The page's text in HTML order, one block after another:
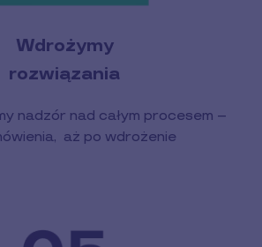
Wdrożymy
rozwiązania
nadzór nad całym procesem –
aż po wdrożenie